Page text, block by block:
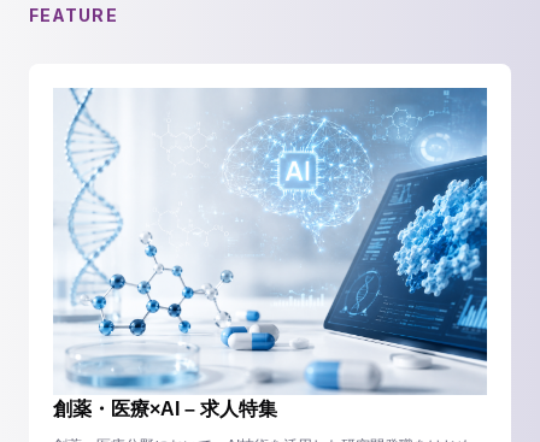
FEATURE
創薬・医療×AI – 求人特集